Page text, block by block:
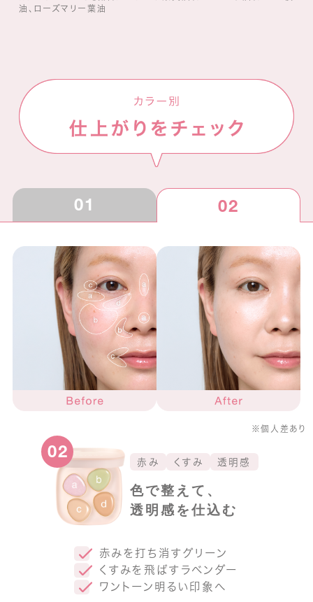
油、ローズマリー葉油
01 02
※個人差あり
02
赤み くすみ 透明感
色で整えて、
透明感を仕込む
赤みを打ち消すグリーン
くすみを飛ばすラベンダー
ワントーン明るい印象へ